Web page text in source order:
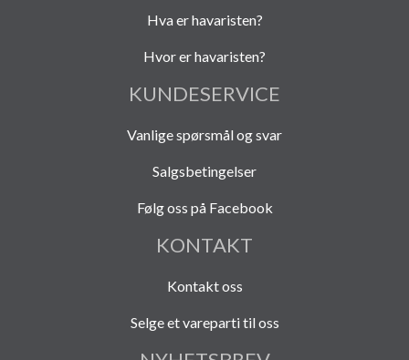
Hva er havaristen?
Hvor er havaristen?
KUNDESERVICE
Vanlige spørsmål og svar
Salgsbetingelser
Følg oss på Facebook
KONTAKT
Kontakt oss
Selge et vareparti til oss